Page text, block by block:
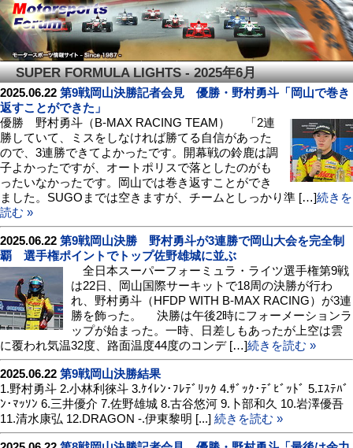
SUPER FORMULA LIGHTS - 2025年6月
2025.06.22 第9戦岡山決勝記者会見 優勝・野村勇斗「岡山で巻き
返すことができた」
優勝 野村勇斗（B-MAX RACING TEAM） 「2連
勝していて、ミスをしなければ勝てる自信があった
ので、3連勝できてよかったです。開幕戦の鈴鹿は調
子よかったですが、オートポリスで落としたのがも
ったいなかったです。岡山では巻き返すことができ
ました。SUGOまでは空きますが、チームとしっかり準 […]続きを
読む »
2025.06.22 第9戦岡山決勝 野村勇斗が3連勝で岡山大会を完全制
覇 選手権ポイントでトップ佐野雄城に並ぶ
全日本スーパーフォーミュラ・ライツ選手権第9戦
は22日、岡山国際サーキットで18周の決勝が行わ
れ、野村勇斗（HFDP WITH B-MAX RACING）が3連
勝を飾った。 決勝は午後2時にフォーメーションラ
ップが始まった。一時、日差しもあったが上空は雲
に覆われ気温32度、路面温度44度のコンデ […]続きを読む »
2025.06.22 第9戦岡山決勝結果
1.野村勇斗 2.小林利徠斗 3.ｹｲﾚﾝ･ﾌﾚﾃﾞﾘｯｸ 4.ｻﾞｯｸ･ﾃﾞﾋﾞｯﾄﾞ 5.ｴｽﾃﾊﾞ
ﾝ･ﾏｯｿﾝ 6.三井優介 7.佐野雄城 8.古谷悠河 9.卜部和久 10.岩澤優吾
11.清水康弘 12.DRAGON -.伊東黎明 [...] 続きを読む »